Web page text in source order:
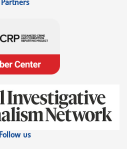
Partners
Follow us